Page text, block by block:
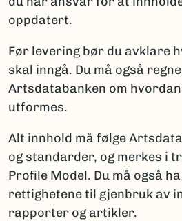
Artsdatabanken
ny for vitenskapen
ny for Norge
funn av en art som
fra Norge
funn av art som er tidligere
Merk:Kun én av disse
brukes for å sikre entydig
kan brukes ved behov for
Rapportering av arter nye for
oppdatert.
Før levering bør du avklare
skal inngå. Du må også
Artsdatabanken om
utformes.
Alt innhold må følge
og standarder, og merkes i
Profile Model. Du må også
rettighetene til gjenbruk av
rapporter og artikler.